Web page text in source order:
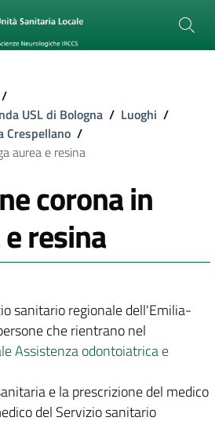
/
USL di Bologna / Luoghi /
Crespellano /
aurea e resina
corona in
resina
sanitario regionale dell'Emilia-
che rientrano nel
Assistenza odontoiatrica e
e la prescrizione del medico
del Servizio sanitario